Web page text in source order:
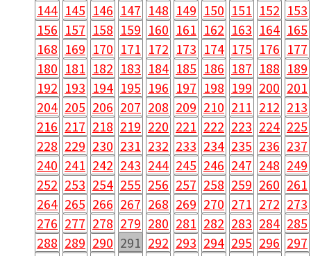
144 145 146 147 148 149 150 151 152 153
156 157 158 159 160 161 162 163 164 165
168 169 170 171 172 173 174 175 176 177
180 181 182 183 184 185 186 187 188 189
192 193 194 195 196 197 198 199 200 201
204 205 206 207 208 209 210 211 212 213
216 217 218 219 220 221 222 223 224 225
228 229 230 231 232 233 234 235 236 237
240 241 242 243 244 245 246 247 248 249
252 253 254 255 256 257 258 259 260 261
264 265 266 267 268 269 270 271 272 273
276 277 278 279 280 281 282 283 284 285
288 289 290 291 292 293 294 295 296 297